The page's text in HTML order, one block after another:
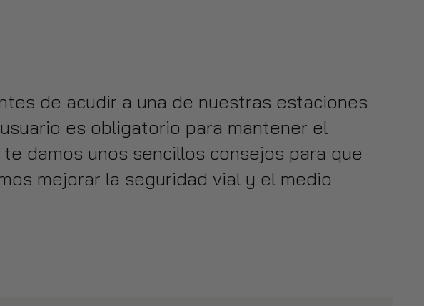
de acudir a una de nuestras estaciones
es obligatorio para mantener el
damos unos sencillos consejos para que
mejorar la seguridad vial y el medio